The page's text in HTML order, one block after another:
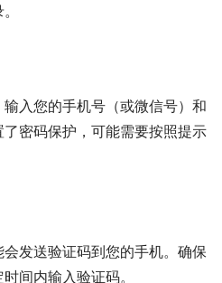
入您的手机号（或微信号）和
密码保护，可能需要按照提示
发送验证码到您的手机。确保
间内输入验证码。